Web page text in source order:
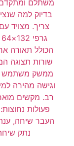
משתלם
בדיוק למה
צריך. מצויד
שורות תצוגה
ממשק משתמש
וגישה מהירה
רב. מקשים
פעולות
העבר שיחה,
נתק